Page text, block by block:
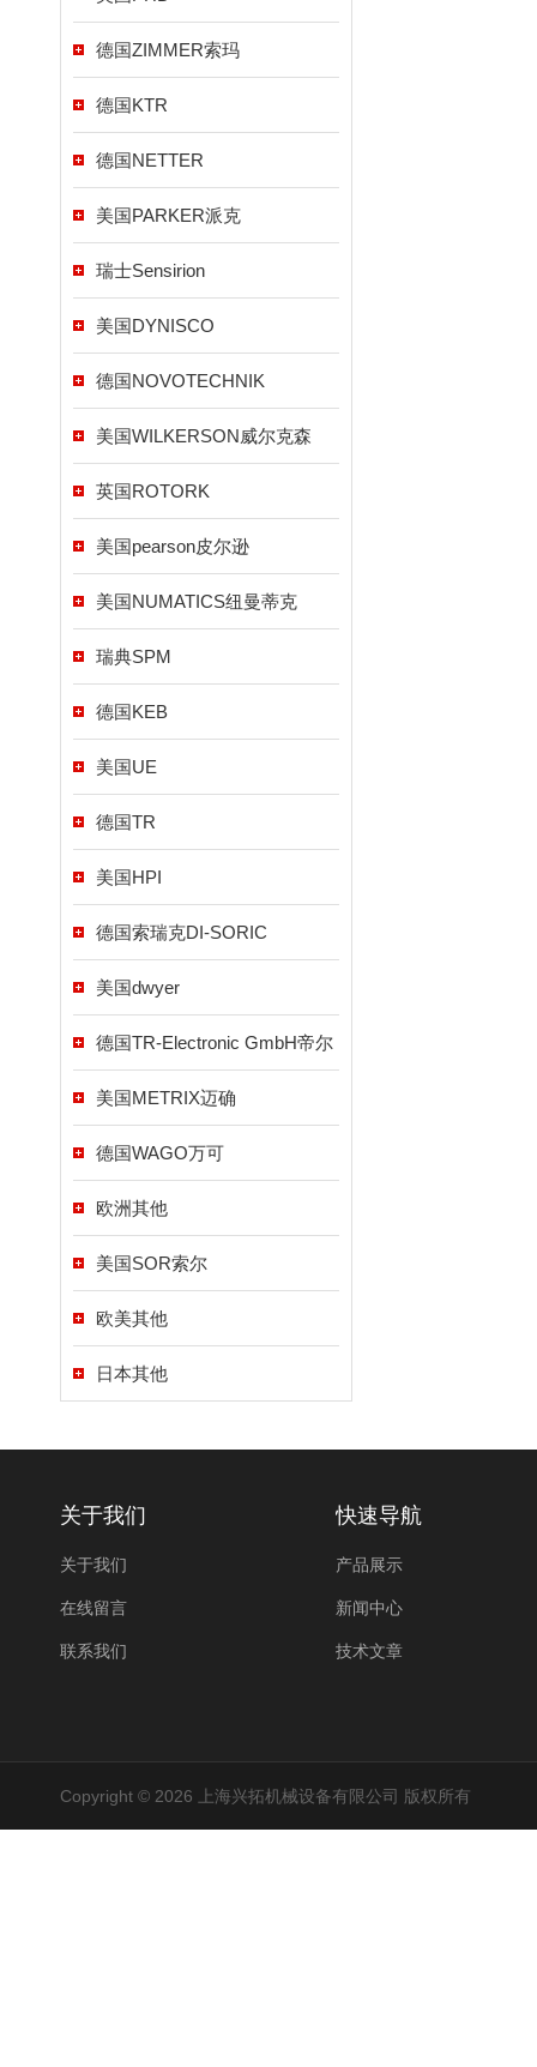
德国ZIMMER索玛
德国KTR
德国NETTER
美国PARKER派克
瑞士Sensirion
美国DYNISCO
德国NOVOTECHNIK
美国WILKERSON威尔克森
英国ROTORK
美国pearson皮尔逊
美国NUMATICS纽曼蒂克
瑞典SPM
德国KEB
美国UE
德国TR
美国HPI
德国索瑞克DI-SORIC
美国dwyer
德国TR-Electronic GmbH帝尔
美国METRIX迈确
德国WAGO万可
欧洲其他
美国SOR索尔
欧美其他
日本其他
关于我们
关于我们
在线留言
联系我们
快速导航
产品展示
新闻中心
技术文章
Copyright © 2026 上海兴拓机械设备有限公司 版权所有